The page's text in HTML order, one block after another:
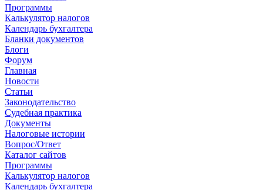
Программы
Калькулятор налогов
Календарь бухгалтера
Бланки документов
Блоги
Форум
Главная
Новости
Cтатьи
Законодательство
Судебная практика
Документы
Налоговые истории
Вопрос/Ответ
Каталог сайтов
Программы
Калькулятор налогов
Календарь бухгалтера